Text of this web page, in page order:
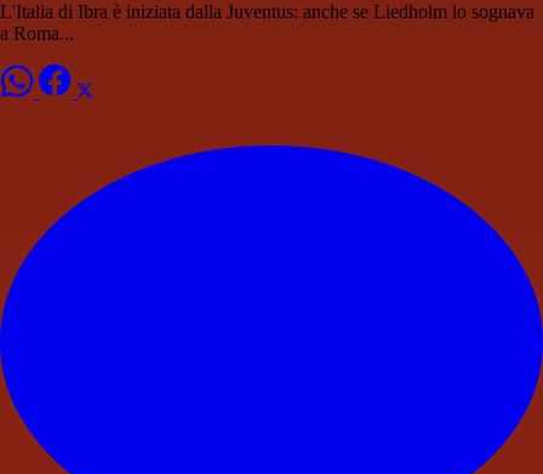
L'Italia di Ibra è iniziata dalla Juventus: anche se Liedholm lo sognava
a Roma...